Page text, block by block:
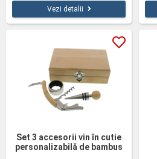
Vezi detalii
Set 3 accesorii vin în cutie
personalizabilă de bambus